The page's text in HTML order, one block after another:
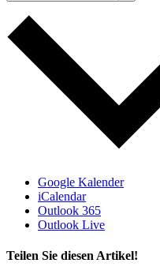
Google Kalender
iCalendar
Outlook 365
Outlook Live
Teilen Sie diesen Artikel!